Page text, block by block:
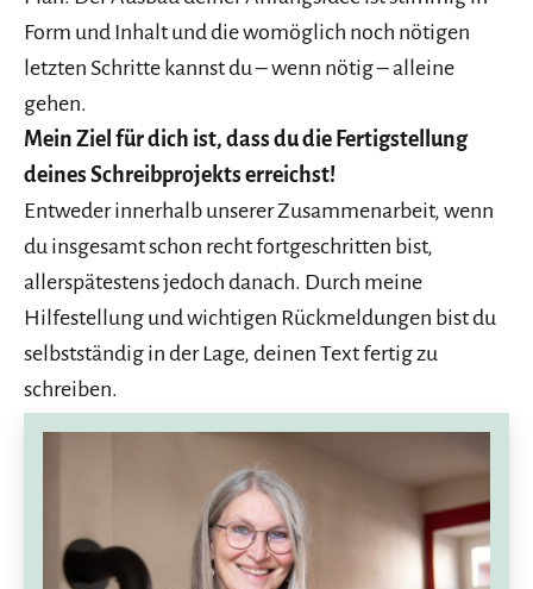
Form und Inhalt und die womöglich noch nötigen
letzten Schritte kannst du – wenn nötig – alleine
gehen.
Mein Ziel für dich ist, dass du die Fertigstellung
deines Schreibprojekts erreichst!
Entweder innerhalb unserer Zusammenarbeit, wenn
du insgesamt schon recht fortgeschritten bist,
allerspätestens jedoch danach. Durch meine
Hilfestellung und wichtigen Rückmeldungen bist du
selbstständig in der Lage, deinen Text fertig zu
schreiben.